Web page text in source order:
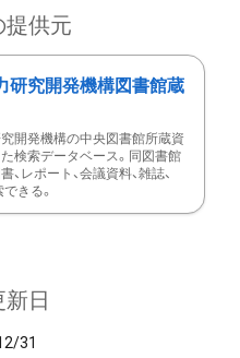
提供元
研究開発機構図書館蔵
開発機構の中央図書館所蔵資
検索データベース。同図書館
、レポート、会議資料、雑誌、
きる。
日
31